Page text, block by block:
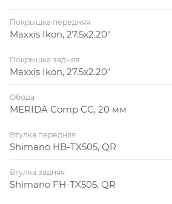
Покрышка передняя
Maxxis Ikon, 27.5x2.20"
Покрышка задняя
Maxxis Ikon, 27.5x2.20"
Обода
MERIDA Comp CC, 20 мм
Втулка передняя
Shimano HB-TX505, QR
Втулка задняя
Shimano FH-TX505, QR